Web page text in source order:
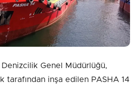
Denizcilik Genel Müdürlüğü,
tarafından inşa edilen PASHA 14